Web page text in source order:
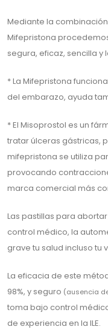
Mediante la
Mifepristona
segura, eficaz, sencilla y
* La Mifepristona
del embarazo, ayuda
* El Misoprostol es un
tratar úlceras gástricas,
mifepristona se utiliza
provocando
marca comercial más
Las pastillas para
control médico, la
grave tu salud incluso tu
La eficacia de este
98%, y seguro (ausencia
toma bajo control
de experiencia en la ILE.